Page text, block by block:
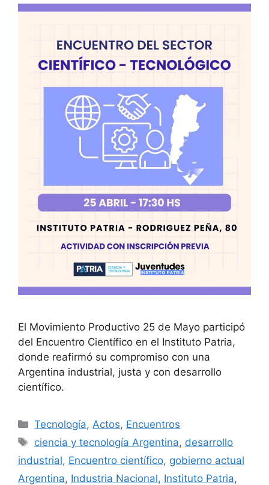
El Movimiento Productivo 25 de Mayo participó
del Encuentro Científico en el Instituto Patria,
donde reafirmó su compromiso con una
Argentina industrial, justa y con desarrollo
científico.
Tecnología, Actos, Encuentros
ciencia y tecnología Argentina, desarrollo
industrial, Encuentro científico, gobierno actual
Argentina, Industria Nacional, Instituto Patria,